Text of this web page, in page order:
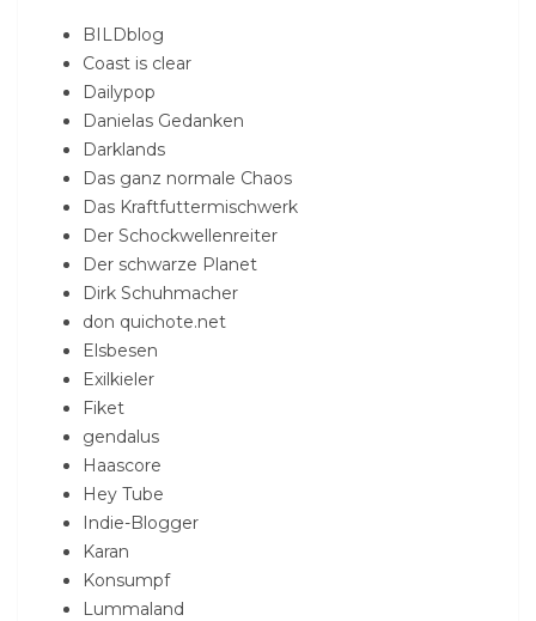
BILDblog
Coast is clear
Dailypop
Danielas Gedanken
Darklands
Das ganz normale Chaos
Das Kraftfuttermischwerk
Der Schockwellenreiter
Der schwarze Planet
Dirk Schuhmacher
don quichote.net
Elsbesen
Exilkieler
Fiket
gendalus
Haascore
Hey Tube
Indie-Blogger
Karan
Konsumpf
Lummaland